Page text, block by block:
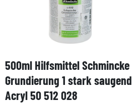
500ml Hilfsmittel Schmincke
Grundierung 1 stark saugend
Acryl 50 512 028